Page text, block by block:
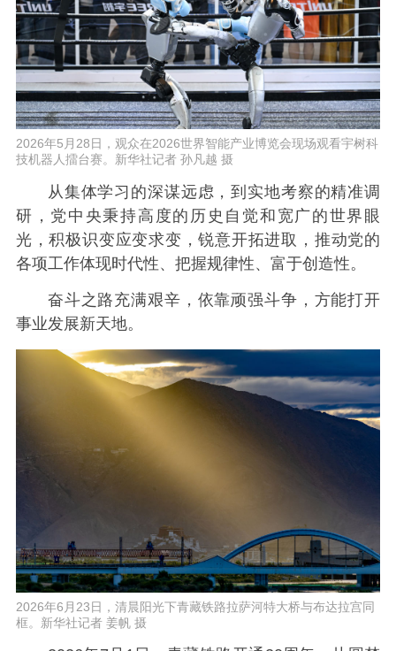
2026年5月28日，观众在2026世界智能产业博览会现场观看宇树科
技机器人擂台赛。新华社记者 孙凡越 摄
从集体学习的深谋远虑，到实地考察的精准调
研，党中央秉持高度的历史自觉和宽广的世界眼
光，积极识变应变求变，锐意开拓进取，推动党的
各项工作体现时代性、把握规律性、富于创造性。
奋斗之路充满艰辛，依靠顽强斗争，方能打开
事业发展新天地。
2026年6月23日，清晨阳光下青藏铁路拉萨河特大桥与布达拉宫同
框。新华社记者 姜帆 摄